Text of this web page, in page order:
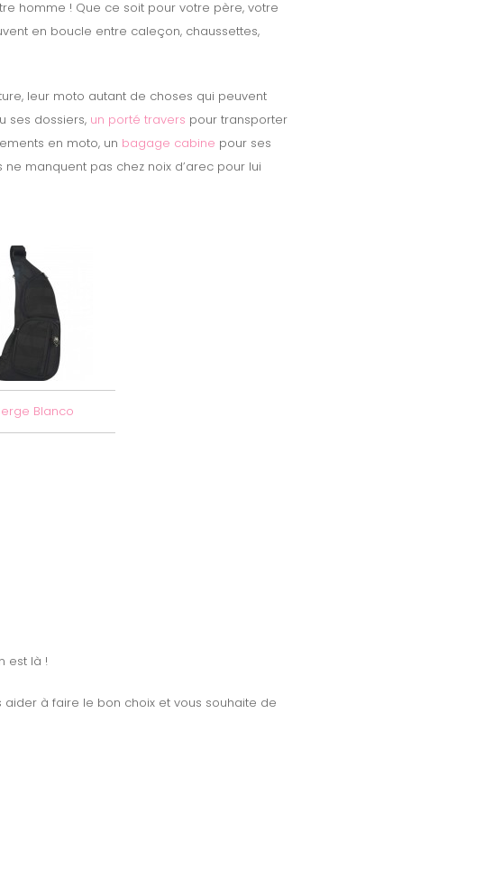
homme ! Que ce soit pour votre père, votre
en boucle entre caleçon, chaussettes,
leur moto autant de choses qui peuvent
ses dossiers,un porté travers pour transporter
en moto, un bagage cabine pour ses
ne manquent pas chez noix d’arec pour lui
Blanco
est là !
à faire le bon choix et vous souhaite de